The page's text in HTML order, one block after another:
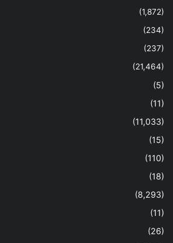
(1,872)
(234)
(237)
(21,464)
(5)
(11)
(11,033)
(15)
(110)
(18)
(8,293)
(11)
(26)